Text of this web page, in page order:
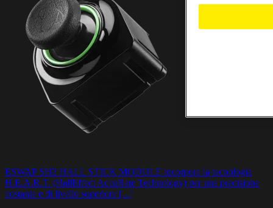
ESWAP SH2 HALL STICK MODULE incorpora la tecnologia
H.E.A.R.T. (HallEffect AccuRate Technology) per una precisione
costante e di livello superiore [...]